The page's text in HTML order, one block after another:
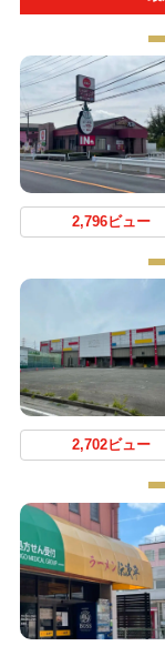
2,796ビュー
2,702ビュー